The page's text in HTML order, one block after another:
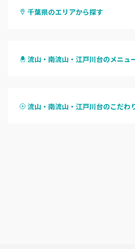
千葉県のエリアから探す
柏・南柏
流山・南流山・江戸川台のメニュ
ハンドスカルプ
流山・南流山・江戸川台のこだわ